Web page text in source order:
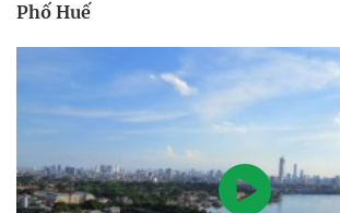
Phố Huế